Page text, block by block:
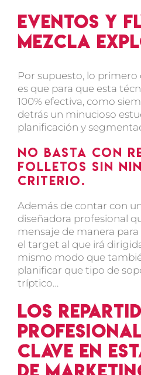
Eventos y
mezcla
Por supuesto, lo primero
es que para que esta
100% efectiva, como
detrás un minucioso
planificación y
No basta con
folletos sin
criterio.
Además de contar con
diseñadora profesional
mensaje de manera
el target al que irá
mismo modo que
planificar que tipo de
tríptico…
Los
clave en